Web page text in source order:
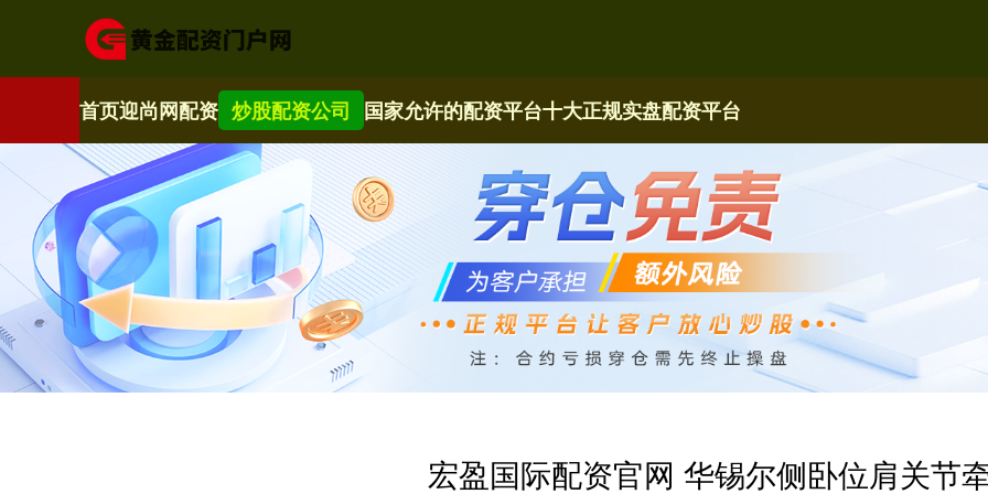
首页迎尚网配资 炒股配资公司 国家允许的配资平台十大正规实盘配资平台
宏盈国际配资官网 华锡尔侧卧位肩关节